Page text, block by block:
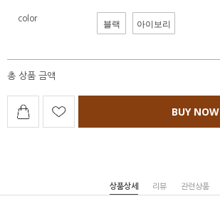
color 블랙 아이보리
총 상품 금액
BUY NOW
상품상세 리뷰 관련상품